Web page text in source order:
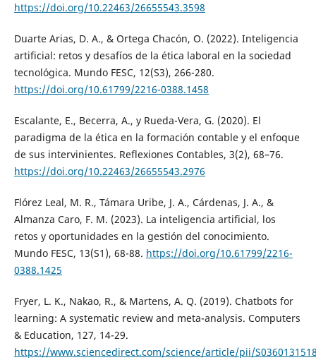
https://doi.org/10.22463/26655543.3598
Duarte Arias, D. A., & Ortega Chacón, O. (2022). Inteligencia
artificial: retos y desafíos de la ética laboral en la sociedad
tecnológica. Mundo FESC, 12(S3), 266-280.
https://doi.org/10.61799/2216-0388.1458
Escalante, E., Becerra, A., y Rueda-Vera, G. (2020). El
paradigma de la ética en la formación contable y el enfoque
de sus intervinientes. Reflexiones Contables, 3(2), 68–76.
https://doi.org/10.22463/26655543.2976
Flórez Leal, M. R., Támara Uribe, J. A., Cárdenas, J. A., &
Almanza Caro, F. M. (2023). La inteligencia artificial, los
retos y oportunidades en la gestión del conocimiento.
Mundo FESC, 13(S1), 68-88. https://doi.org/10.61799/2216-
0388.1425
Fryer, L. K., Nakao, R., & Martens, A. Q. (2019). Chatbots for
learning: A systematic review and meta-analysis. Computers
& Education, 127, 14-29.
https://www.sciencedirect.com/science/article/pii/